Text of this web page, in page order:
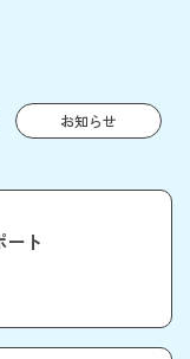
お知らせ
ート